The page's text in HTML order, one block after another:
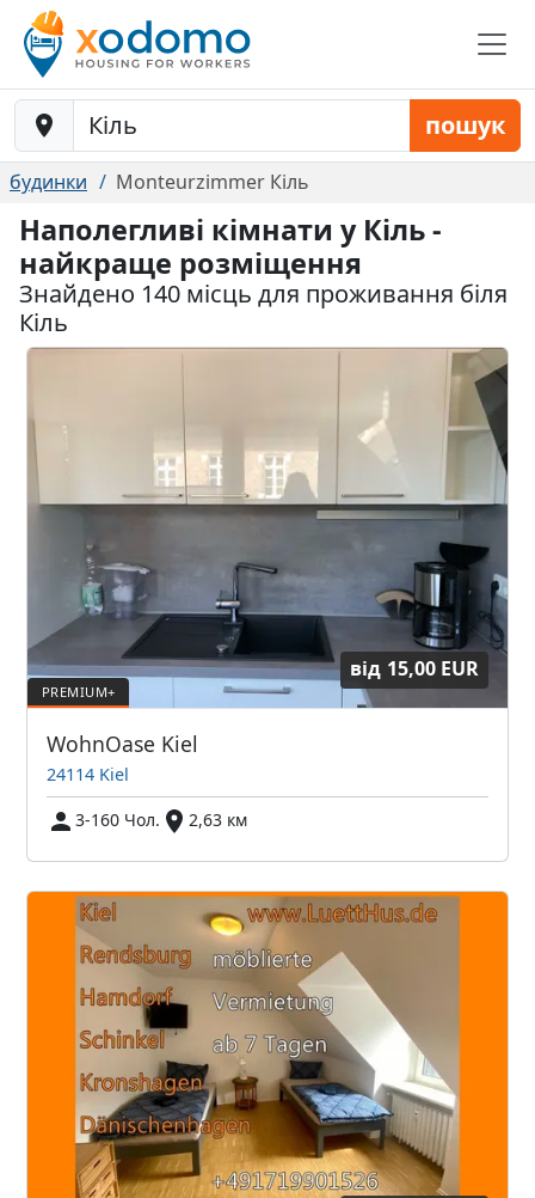
Baustelle-Location пошук
будинки Monteurzimmer Кіль
Наполегливі кімнати у Кіль -
найкраще розміщення
Знайдено 140 місць для проживання біля
Кіль
від 15,00 EUR
WohnOase Kiel
24114 Kiel
3-160 Чол.
2,63 км